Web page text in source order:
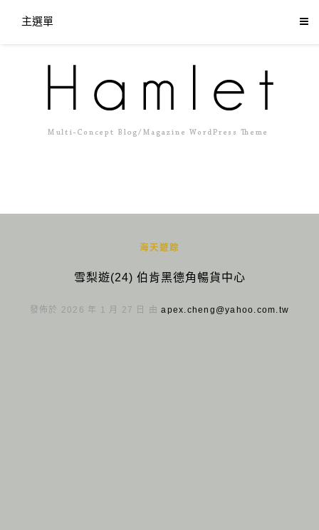
主選單
海天遊踪
雪梨遊(24) 伯肯黑德角暢貨中心
發佈於 2026 年 1 月 27 日 由apex.cheng@yahoo.com.tw